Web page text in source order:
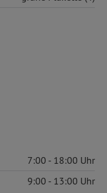
7:00 18:00
9:00 13:00